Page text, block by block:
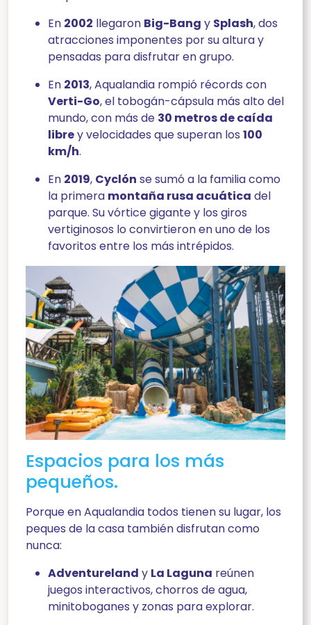
En 2002 llegaron Big-Bang y Splash, dos
atracciones imponentes por su altura y
pensadas para disfrutar en grupo.
En 2013, Aqualandia rompió récords con
Verti-Go, el tobogán-cápsula más alto del
mundo, con más de 30 metros de caída
librey velocidades que superan los 100
km/h.
En 2019, Cyclón se sumó a la familia como
la primera montaña rusa acuática del
parque. Su vórtice gigante y los giros
vertiginosos lo convirtieron en uno de los
favoritos entre los más intrépidos.
Espacios para los más
pequeños.
Porque en Aqualandia todos tienen su lugar, los
peques de la casa también disfrutan como
nunca:
Adventureland y La Laguna reúnen
juegos interactivos, chorros de agua,
minitoboganes y zonas para explorar.